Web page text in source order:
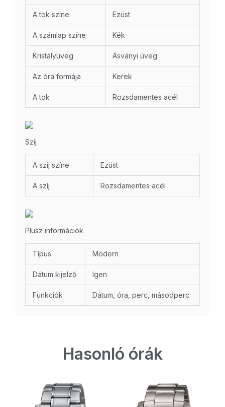
A tok színe Ezüst
A számlap színe Kék
Kristályüveg Ásványi üveg
Az óra formája Kerek
A tok Rozsdamentes acél
Szíj
A szíj színe Ezüst
A szíj Rozsdamentes acél
Plusz információk
Típus Modern
Dátum kijelző Igen
Funkciók Dátum, óra, perc, másodperc
Hasonló órák